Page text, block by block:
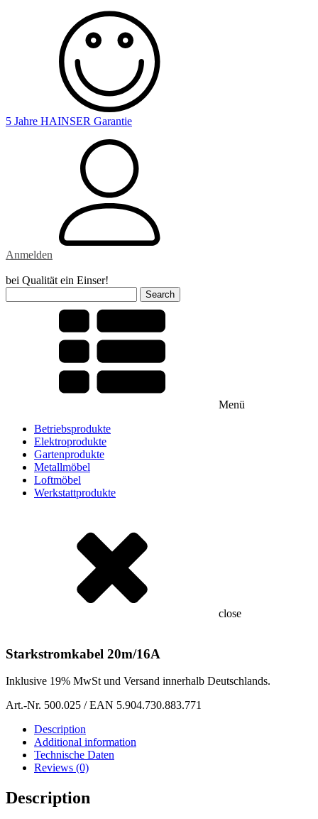
5 Jahre HAINSER Garantie
Anmelden
bei Qualität ein Einser!
for:
Menü
Betriebsprodukte
Elektroprodukte
Gartenprodukte
Metallmöbel
Loftmöbel
Werkstattprodukte
close
Starkstromkabel 20m/16A
Inklusive 19% MwSt und Versand innerhalb Deutschlands.
Art.-Nr. 500.025 / EAN 5.904.730.883.771
Description
Additional information
Technische Daten
Reviews (0)
Description